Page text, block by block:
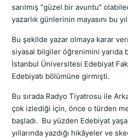
sarılmış "güzel bir avuntu"
yazarlık günlerinin mayasını bu
Bu şekilde yazar olmaya karar
siyasal bilgiler öğrenimini yarıda
İstanbul Üniversitesi Edebiyat
Edebiyatı bölümüne girmişti.
Bu sırada Radyo Tiyatrosu ile
çok izlediği için, önce o türden
başladı. Bu yüzden Edebiyat
yıllarında yazdığı hikâyeler ve